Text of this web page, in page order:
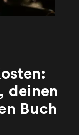
deinen
Buch